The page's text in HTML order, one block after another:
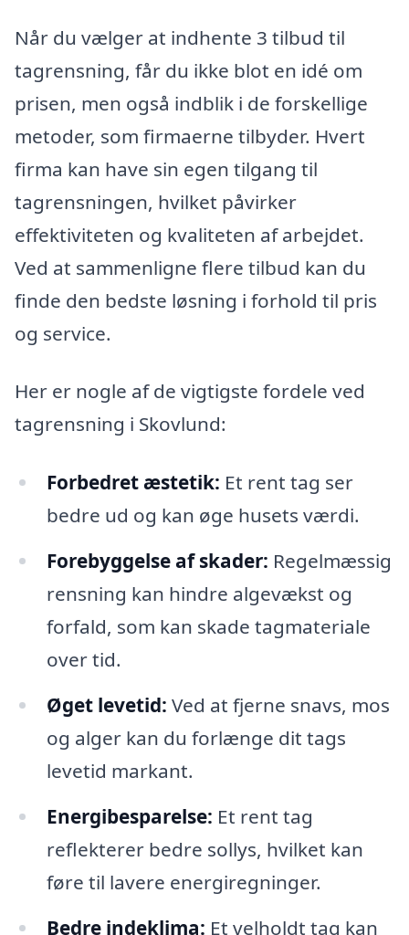
Når du vælger at indhente 3 tilbud til
tagrensning, får du ikke blot en idé om
prisen, men også indblik i de forskellige
metoder, som firmaerne tilbyder. Hvert
firma kan have sin egen tilgang til
tagrensningen, hvilket påvirker
effektiviteten og kvaliteten af arbejdet.
Ved at sammenligne flere tilbud kan du
finde den bedste løsning i forhold til pris
og service.
Her er nogle af de vigtigste fordele ved
tagrensning i Skovlund:
Forbedret æstetik: Et rent tag ser
bedre ud og kan øge husets værdi.
Forebyggelse af skader: Regelmæssig
rensning kan hindre algevækst og
forfald, som kan skade tagmateriale
over tid.
Øget levetid: Ved at fjerne snavs, mos
og alger kan du forlænge dit tags
levetid markant.
Energibesparelse: Et rent tag
reflekterer bedre sollys, hvilket kan
føre til lavere energiregninger.
Bedre indeklima: Et velholdt tag kan